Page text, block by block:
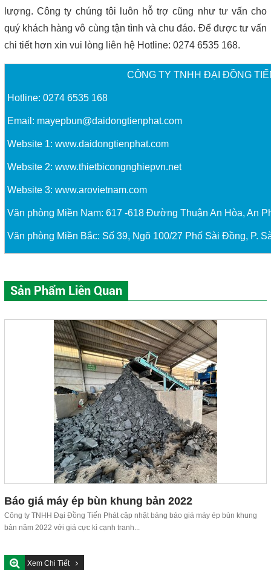
lượng. Công ty chúng tôi luôn hỗ trợ cũng như tư vấn cho
quý khách hàng vô cùng tận tình và chu đáo. Để được tư vấn
chi tiết hơn xin vui lòng liên hệ Hotline: 0274 6535 168.
CÔNG TY TNHH ĐẠI ĐỒNG
Hotline: 0274 6535 168
Email: mayepbun@daidongtienphat.com
Website 1: www.daidongtienphat.com
Website 2: www.thietbicongnghiepvn.net
Website 3: www.arovietnam.com
Văn phòng Miền Nam: 617 -618 Đường Thuận An Hòa, An
Văn phòng Miền Bắc: Số 39, Ngõ 100/27 Phố Sài Đồng, P.
Sản Phẩm Liên Quan
Báo giá máy ép bùn khung bản 2022
Công ty TNHH Đại Đồng Tiến Phát cập nhật bảng báo giá máy ép bùn khung
bản năm 2022 với giá cực kì cạnh tranh...
Xem Chi Tiết